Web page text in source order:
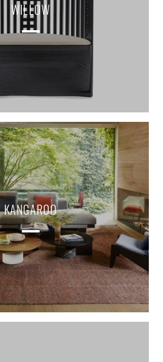
WILLOW
KANGAROO